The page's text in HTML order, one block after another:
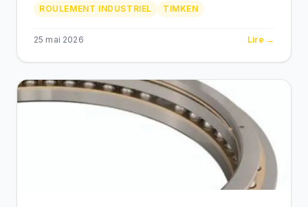
ROULEMENT INDUSTRIEL TIMKEN
25 mai 2026 Lire →